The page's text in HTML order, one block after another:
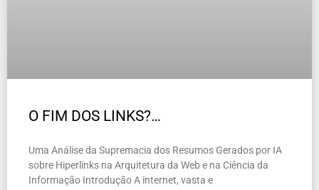
O FIM DOS LINKS?…
Uma Análise da Supremacia dos Resumos Gerados por IA
sobre Hiperlinks na Arquitetura da Web e na Ciência da
Informação Introdução A internet, vasta e